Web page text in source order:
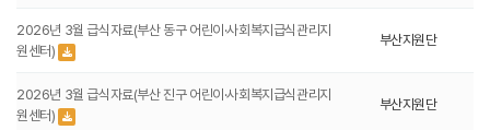
2026년 3월 급식자료(부산 동구 어린이·사회복지급식관리지
원센터)
부산지원단
2026년 3월 급식자료(부산 진구 어린이·사회복지급식관리지
원센터)
부산지원단